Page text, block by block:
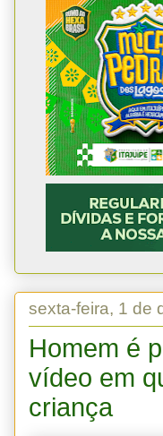
sexta-feira, 1 de
Homem é
vídeo em
criança